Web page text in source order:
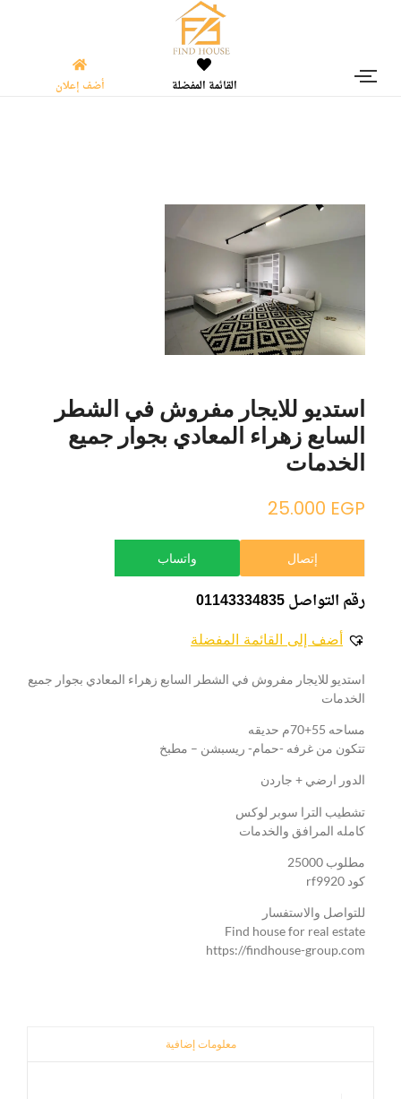
القائمة المفضلة أضف إعلان
استديو للايجار مفروش في الشطر
السابع زهراء المعادي بجوار جميع
الخدمات
25.000 EGP
إتصال واتساب
رقم التواصل 01143334835
أضف إلى القائمة المفضلة
استديو للايجار مفروش في الشطر السابع زهراء المعادي بجوار جميع
الخدمات
مساحه 55+70م حديقه
تتكون من غرفه -حمام- ريسبشن – مطبخ
الدور ارضي + جاردن
تشطيب الترا سوبر لوكس
كامله المرافق والخدمات
مطلوب 25000
كود rf9920
للتواصل والاستفسار
Find house for real estate
https://findhouse-group.com
معلومات إضافية